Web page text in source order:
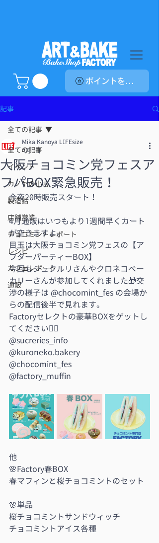
ポイントを表示
記事
全ての記事
イベント
カノヤの小言
製造話
店舗営業
チョコミントレポート
レシピ
カフェレポート
通販
全ての記事
大阪チョコミン党フェスア
フパBOX緊急販売！
Mika Kanoya LIFEsize
4月1日
今夜20時販売スタート！
4月通販はいつもより1週間早くカート
が空きますよ。
目玉は大阪チョコミン党フェスの【ア
フターパーティーBOX】
今回もシュクルリさんやクロネコベー
カリーさんが参加してくれました🎁交
渉の様子は @chocomint_fes の会場か
らの配信後半で見れます。
Factoryセレクトの豪華BOXをゲットし
てください❤️‍🔥
@sucreries_info
@kuroneko.bakery
@chocomint_fes
@factory_muffin
他
🌸Factory春BOX
春マフィンと桜チョコミントのセット
🌸単品
桜チョコミントサンドウィッチ
チョコミントアイス各種